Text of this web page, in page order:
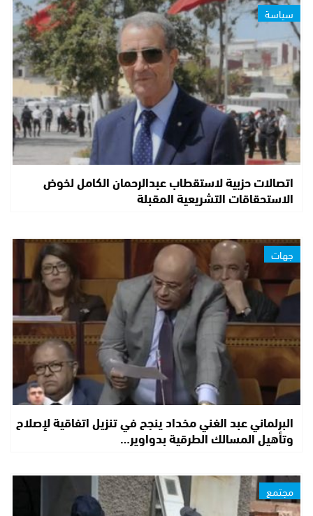
سياسة
اتصالات حزبية لاستقطاب عبدالرحمان الكامل لخوض
الاستحقاقات التشريعية المقبلة
جهات
البرلماني عبد الغني مخداد ينجح في تنزيل اتفاقية لإصلاح
وتأهيل المسالك الطرقية بدواوير…
مجتمع